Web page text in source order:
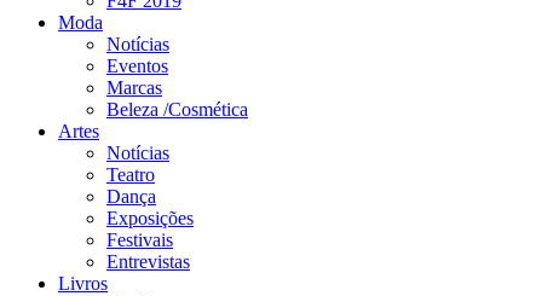
Moda
Notícias
Eventos
Marcas
Beleza /Cosmética
Artes
Notícias
Teatro
Dança
Exposições
Festivais
Entrevistas
Livros